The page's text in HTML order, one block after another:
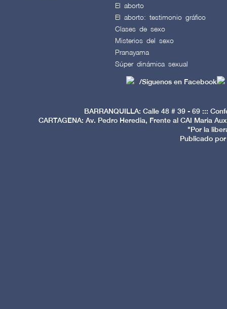
El aborto
El aborto: testimonio gráfico
Clases de sexo
Misterios del sexo
Pranayama
Súper dinámica sexual
/Siguenos en Facebook
BARRANQUILLA: Calle 48 # 39 - 69 :::
CARTAGENA: Av. Pedro Heredia, Frente al CAI Maria
"Por la
Publicado